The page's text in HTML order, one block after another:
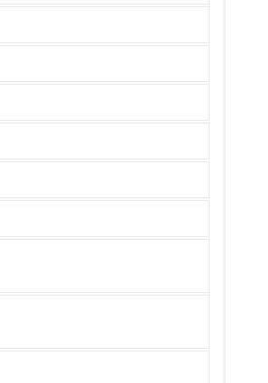
また、 2003年7月から開
ッシュＰＣ）として販売し